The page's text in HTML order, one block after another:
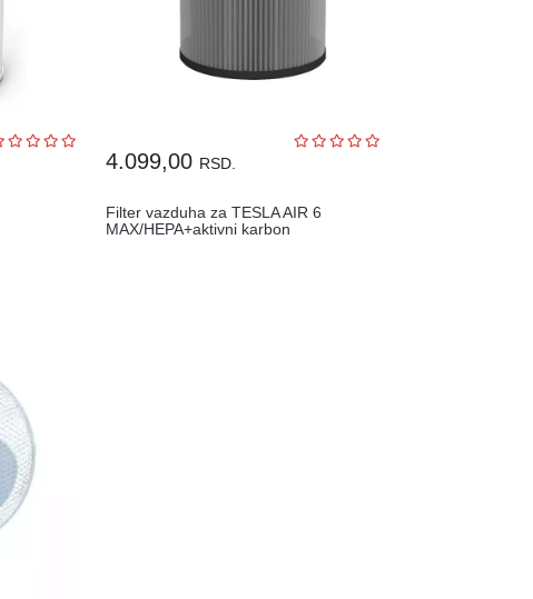
4.099,00 RSD.
Filter vazduha za TESLA AIR 6
MAX/HEPA+aktivni karbon